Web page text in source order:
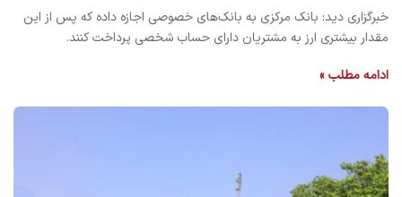
خبرگزاری دید: بانک مرکزی به بانک‌های خصوصی اجازه داده که پس از این
مقدار بیشتری ارز به مشتریان دارای حساب شخصی پرداخت کنند.
ادامه مطلب »